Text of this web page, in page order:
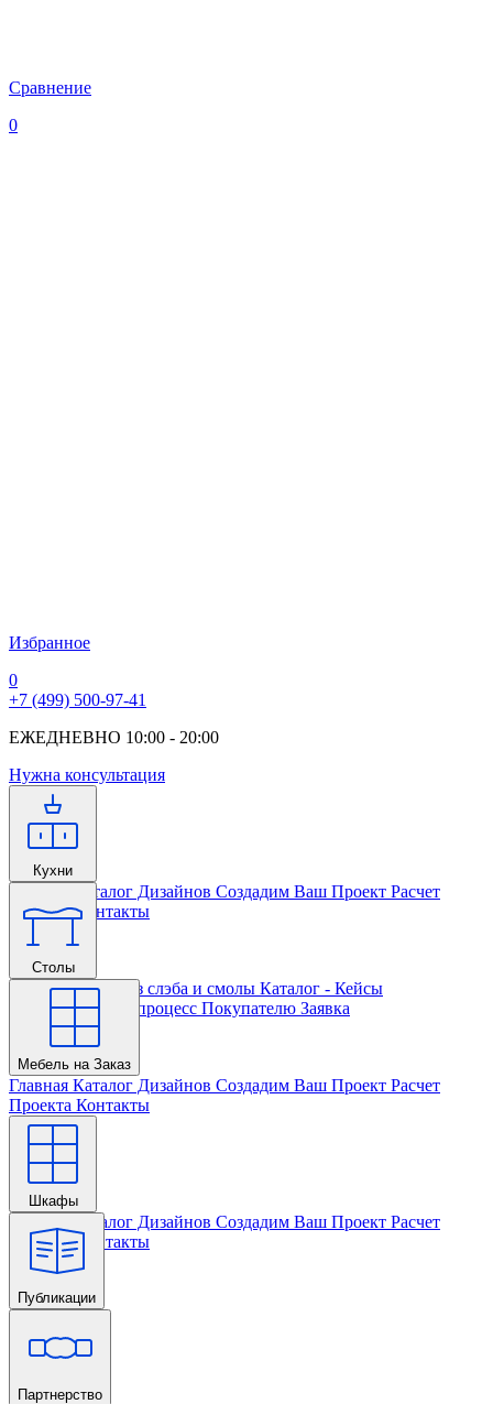
Сравнение
0
Избранное
0
+7 (499) 500-97-41
ЕЖЕДНЕВНО 10:00 - 20:00
Нужна консультация
Кухни
Главная Каталог Дизайнов Создадим Ваш Проект Расчет
Проекта Контакты
Столы
Главная Столы из слэба и смолы Каталог - Кейсы
Кастомизации и процесс Покупателю Заявка
Мебель на Заказ
Главная Каталог Дизайнов Создадим Ваш Проект Расчет
Проекта Контакты
Шкафы
Главная Каталог Дизайнов Создадим Ваш Проект Расчет
Проекта Контакты
Публикации
Главная
Партнерство